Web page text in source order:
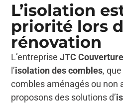
L’isolation
priorité lors
rénovation
L’entrepriseJTC Couverture
l’isolation des combles,
combles aménagés ou non
proposons des solutions d’